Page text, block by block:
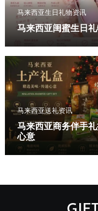
马来西亚生日礼物资讯
马来西亚闺蜜生日
马来西亚送礼资讯
马来西亚商务伴手
心意